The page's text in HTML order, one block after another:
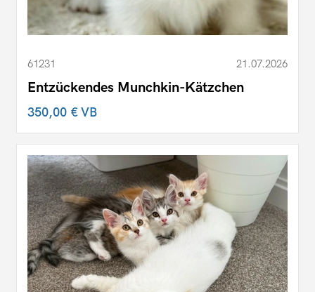
61231 21.07.2026
Entzückendes Munchkin-Kätzchen
350,00 €VB